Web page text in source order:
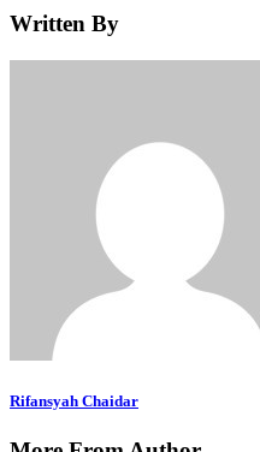
Written By
Rifansyah Chaidar